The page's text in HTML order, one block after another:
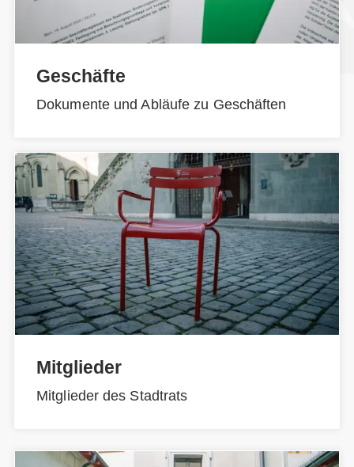
Geschäfte
Dokumente und Abläufe zu Geschäften
Mitglieder
Mitglieder des Stadtrats